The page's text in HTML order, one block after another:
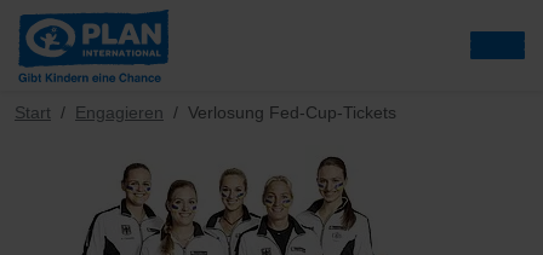
Start Engagieren Verlosung Fed-Cup-Tickets